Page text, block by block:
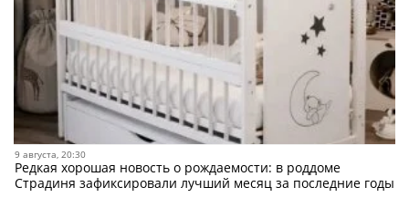
9 августа, 20:30
Редкая хорошая новость о рождаемости: в роддоме
Страдиня зафиксировали лучший месяц за последние годы